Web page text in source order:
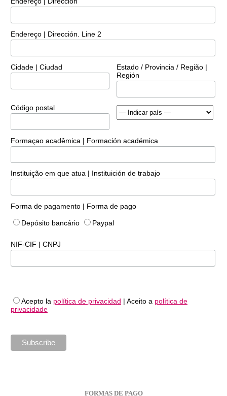
Endereço | Dirección. Line 2
Cidade | Ciudad
Estado / Provincia / Região |
Región
Código postal
Formaçao acadêmica | Formación académica
Instituição em que atua | Instituición de trabajo
Forma de pagamento | Forma de pago
Depósito bancário Paypal
NIF-CIF | CNPJ
Acepto la política de privacidad | Aceito a política de
privacidade
FORMAS DE PAGO